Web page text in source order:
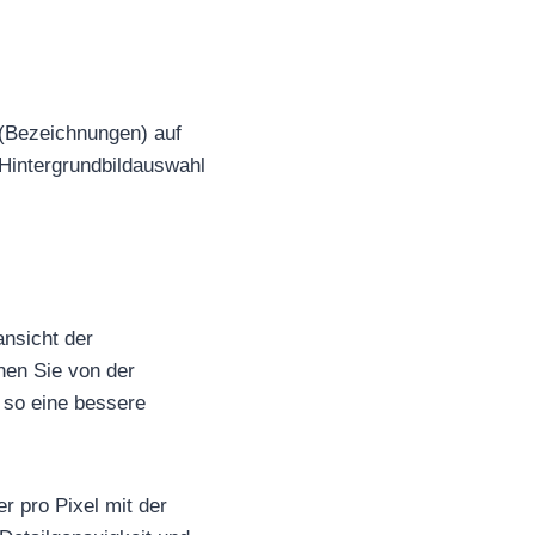
auf
der
Sie von der
eine bessere
pro Pixel mit der